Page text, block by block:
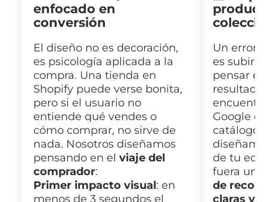
enfocado en
conversión
El diseño no es decoración,
es psicología aplicada a la
compra. Una tienda en
Shopify puede verse bonita,
pero si el usuario no
entiende qué vendes o
cómo comprar, no sirve de
nada. Nosotros diseñamos
pensando en el viaje del
comprador:
Primer impacto visual: en
menos de 3 segundos el
Un error
es subir
pensar
Google
catálogo.
de tu
fuera un
de
claras y